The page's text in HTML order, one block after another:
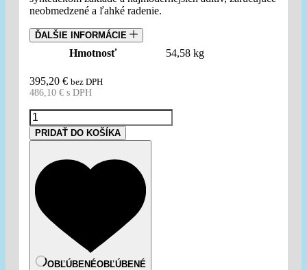
neobmedzené a ľahké radenie.
ĎALŠIE INFORMÁCIE
Hmotnosť 54,58 kg
395,20 € bez DPH
486,10 € s DPH
množstvo
EUROL
ATF
60L
PRIDAŤ DO KOŠÍKA
OBĽÚBENÉOBĽÚBENÉ